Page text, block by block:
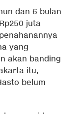
dan 6 bulan
juta
yang
akan banding
itu,
belum